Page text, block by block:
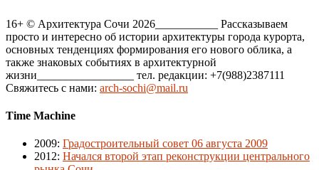
16+ © Архитектура Сочи 2026___________ Рассказываем
просто и интересно об истории архитектуры города курорта,
основных тенденциях формирования его нового облика, а
также знаковых событиях в архитектурной
жизни_________________ тел. редакции: +7(988)2387111
Свяжитесь с нами: arch-sochi@mail.ru
Time Machine
2009: Градостроительный совет 06 августа 2009
2012: Начался второй этап реконструкции центрального